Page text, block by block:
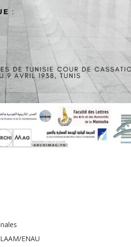
ENAU